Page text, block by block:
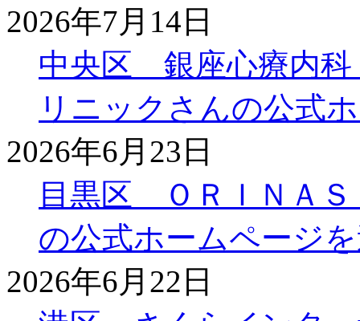
2026年7月14日
中央区 銀座心療内科
リニックさんの公式
2026年6月23日
目黒区 ＯＲＩＮＡ
の公式ホームページ
2026年6月22日